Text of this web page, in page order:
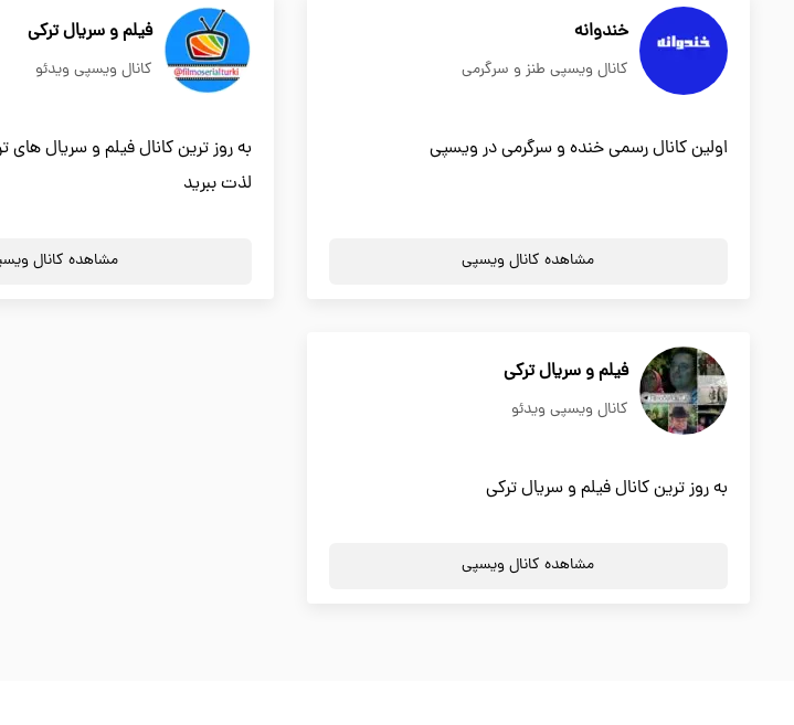
خندوانه
کانال ویسپی طنز و سرگرمی
اولین کانال رسمی خنده و سرگرمی در ویسپی
مشاهده کانال ویسپی
فیلم و سریال ترکی
کانال ویسپی ویدئو
به روز ترین کانال فیلم و سریال
لذت ببرید
مشاهده کانال
فیلم و سریال ترکی
کانال ویسپی ویدئو
به روز ترین کانال فیلم و سریال ترکی
مشاهده کانال ویسپی